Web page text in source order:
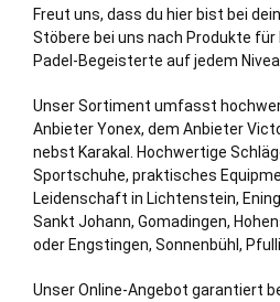
Freut uns, dass du hier bist bei
Stöbere bei uns nach Produkte für
Padel-Begeisterte auf jedem
Unser Sortiment umfasst
Anbieter Yonex, dem Anbieter
nebst Karakal. Hochwertige
Sportschuhe, praktisches
Leidenschaft in Lichtenstein,
Sankt Johann, Gomadingen,
oder Engstingen, Sonnenbühl,
Unser Online-Angebot garantiert